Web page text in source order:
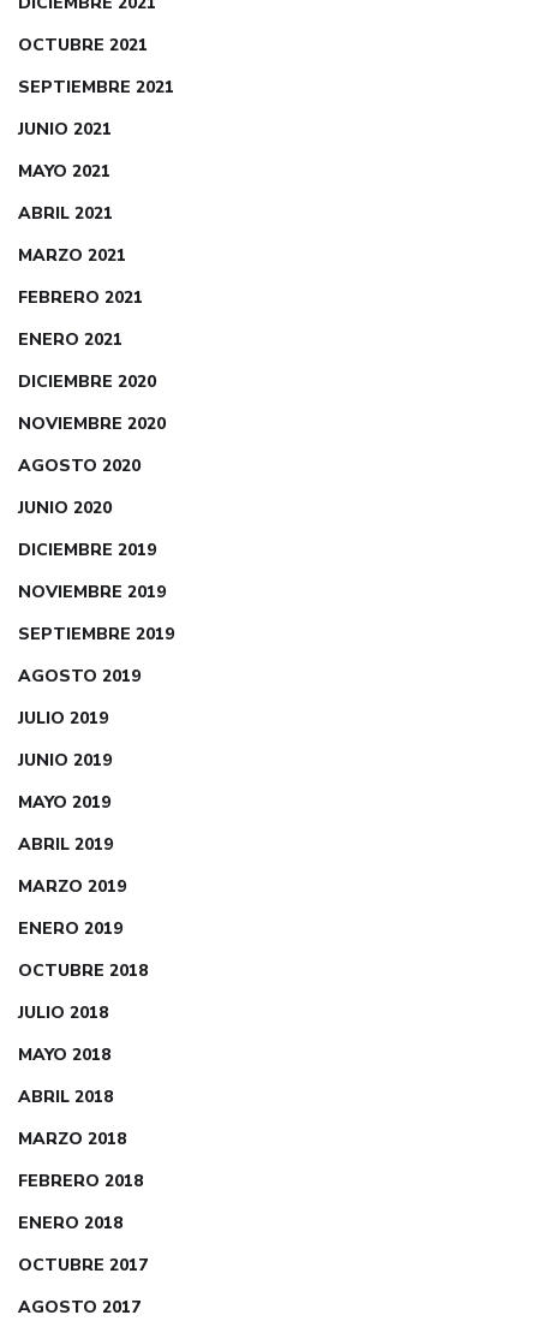
OCTUBRE 2021
SEPTIEMBRE 2021
JUNIO 2021
MAYO 2021
ABRIL 2021
MARZO 2021
FEBRERO 2021
ENERO 2021
DICIEMBRE 2020
NOVIEMBRE 2020
AGOSTO 2020
JUNIO 2020
DICIEMBRE 2019
NOVIEMBRE 2019
SEPTIEMBRE 2019
AGOSTO 2019
JULIO 2019
JUNIO 2019
MAYO 2019
ABRIL 2019
MARZO 2019
ENERO 2019
OCTUBRE 2018
JULIO 2018
MAYO 2018
ABRIL 2018
MARZO 2018
FEBRERO 2018
ENERO 2018
OCTUBRE 2017
AGOSTO 2017